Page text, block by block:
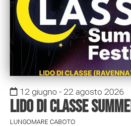
12 giugno - 22 agosto 2026
Lido di Classe
LUNGOMARE CABOTO